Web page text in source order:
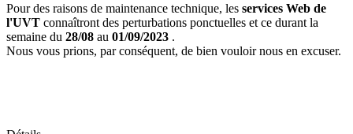
Pour des raisons de maintenance technique, les services Web de
l'UVT connaîtront des perturbations ponctuelles et ce durant la
semaine du 28/08 au 01/09/2023 .
Nous vous prions, par conséquent, de bien vouloir nous en excuser.